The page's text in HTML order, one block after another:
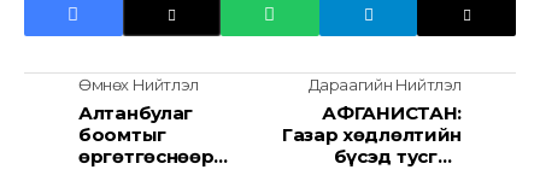
Өмнөх Нийтлэл
Алтанбулаг
боомтыг
өргөтгөснөөр
Дараагийн Нийтлэл
АФГАНИСТАН:
Газар хөдлөлтийн
бүсэд тусгай